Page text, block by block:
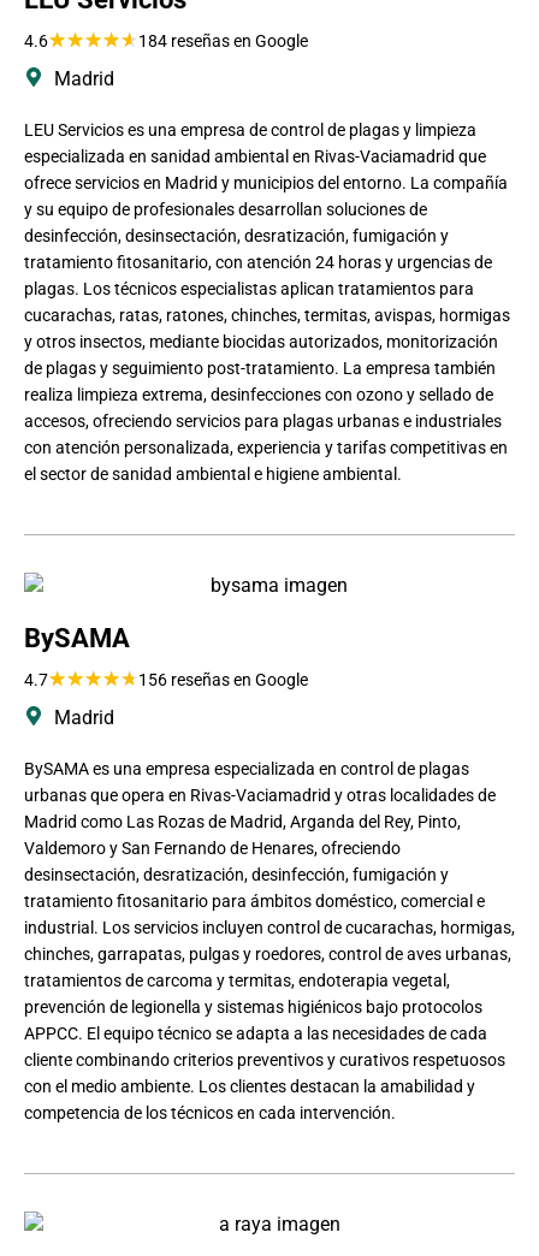
4.6★★★★★ 184 reseñas en Google
Madrid
LEU Servicios es una empresa de control de plagas y limpieza
especializada en sanidad ambiental en Rivas-Vaciamadrid que
ofrece servicios en Madrid y municipios del entorno. La compañía
y su equipo de profesionales desarrollan soluciones de
desinfección, desinsectación, desratización, fumigación y
tratamiento fitosanitario, con atención 24 horas y urgencias de
plagas. Los técnicos especialistas aplican tratamientos para
cucarachas, ratas, ratones, chinches, termitas, avispas, hormigas
y otros insectos, mediante biocidas autorizados, monitorización
de plagas y seguimiento post-tratamiento. La empresa también
realiza limpieza extrema, desinfecciones con ozono y sellado de
accesos, ofreciendo servicios para plagas urbanas e industriales
con atención personalizada, experiencia y tarifas competitivas en
el sector de sanidad ambiental e higiene ambiental.
BySAMA
4.7★★★★★ 156 reseñas en Google
Madrid
BySAMA es una empresa especializada en control de plagas
urbanas que opera en Rivas-Vaciamadrid y otras localidades de
Madrid como Las Rozas de Madrid, Arganda del Rey, Pinto,
Valdemoro y San Fernando de Henares, ofreciendo
desinsectación, desratización, desinfección, fumigación y
tratamiento fitosanitario para ámbitos doméstico, comercial e
industrial. Los servicios incluyen control de cucarachas, hormigas,
chinches, garrapatas, pulgas y roedores, control de aves urbanas,
tratamientos de carcoma y termitas, endoterapia vegetal,
prevención de legionella y sistemas higiénicos bajo protocolos
APPCC. El equipo técnico se adapta a las necesidades de cada
cliente combinando criterios preventivos y curativos respetuosos
con el medio ambiente. Los clientes destacan la amabilidad y
competencia de los técnicos en cada intervención.